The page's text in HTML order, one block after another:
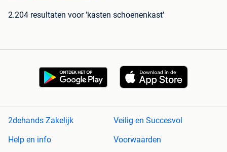
2.204 resultaten voor 'kasten schoenenkast'
2dehands Zakelijk
Veilig en Succesvol
Help en info
Voorwaarden